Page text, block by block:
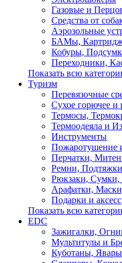
Газовые и
Средства от
Аэрозольные
БАМы,
Кобуры,
Переходники,
Показать всю
Туризм
Перевязочные
Сухое горючее и
Термосы,
Термоодеяла и
Инструменты
Пожаротушение
Перчатки,
Ремни,
Рюкзаки, Сумки,
Арафатки,
Подарки и
Показать всю
EDC
Зажигалки,
Мультитулы и
Куботаны,